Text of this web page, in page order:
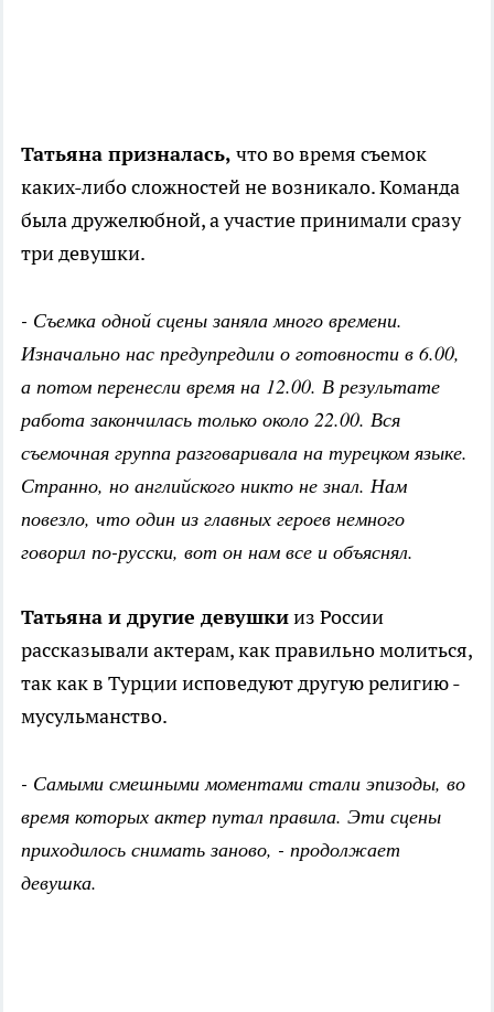
Татьяна призналась, что во время съемок
каких-либо сложностей не возникало. Команда
была дружелюбной, а участие принимали сразу
три девушки.
- Съемка одной сцены заняла много времени.
Изначально нас предупредили о готовности в 6.00,
а потом перенесли время на 12.00. В результате
работа закончилась только около 22.00. Вся
съемочная группа разговаривала на турецком языке.
Странно, но английского никто не знал. Нам
повезло, что один из главных героев немного
говорил по-русски, вот он нам все и объяснял.
Татьяна и другие девушкииз России
рассказывали актерам, как правильно молиться,
так как в Турции исповедуют другую религию -
мусульманство.
- Самыми смешными моментами стали эпизоды, во
время которых актер путал правила. Эти сцены
приходилось снимать заново, - продолжает
девушка.